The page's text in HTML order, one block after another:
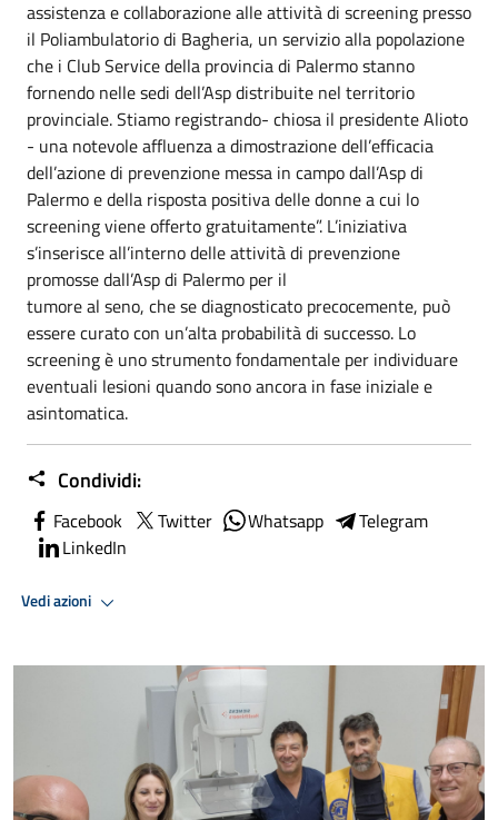
assistenza e collaborazione alle attività di screening presso
il Poliambulatorio di Bagheria, un servizio alla popolazione
che i Club Service della provincia di Palermo stanno
fornendo nelle sedi dell’Asp distribuite nel territorio
provinciale. Stiamo registrando- chiosa il presidente Alioto
- una notevole affluenza a dimostrazione dell’efficacia
dell’azione di prevenzione messa in campo dall’Asp di
Palermo e della risposta positiva delle donne a cui lo
screening viene offerto gratuitamente”. L’iniziativa
s’inserisce all’interno delle attività di prevenzione
promosse dall’Asp di Palermo per il
tumore al seno, che se diagnosticato precocemente, può
essere curato con un’alta probabilità di successo. Lo
screening è uno strumento fondamentale per individuare
eventuali lesioni quando sono ancora in fase iniziale e
asintomatica.
Condividi:
Facebook Twitter Whatsapp
Telegram
LinkedIn
Vedi azioni